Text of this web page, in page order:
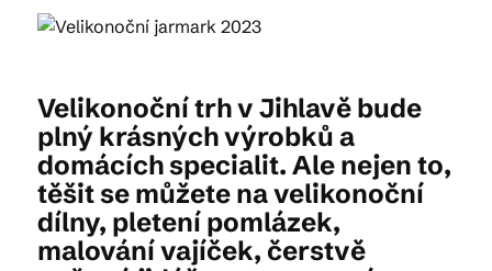
Praktické info
Kam vyrazit
Velikonoční trh v Jihlavě bude
plný krásných výrobků a
domácích specialit. Ale nejen to,
těšit se můžete na velikonoční
dílny, pletení pomlázek,
malování vajíček, čerstvě